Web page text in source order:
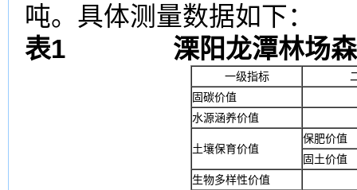
吨。具体测量数据如下：
表1 溧阳龙潭林场
一级指标
固碳价值
水源涵养价值
土壤保育价值
保肥价值
固土价值
生物多样性价值